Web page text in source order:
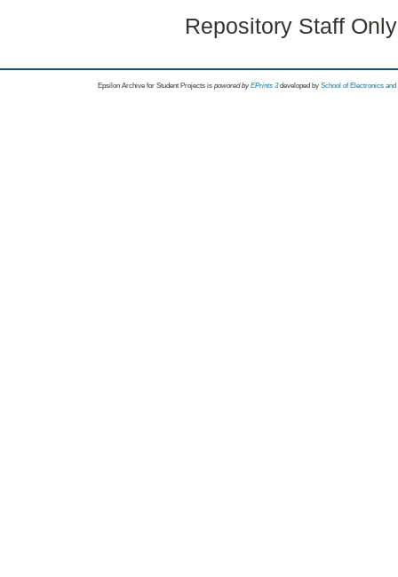
Repository Staff
Epsilon Archive for Student Projects is powored byEPrints 3 developed by School of Electronics